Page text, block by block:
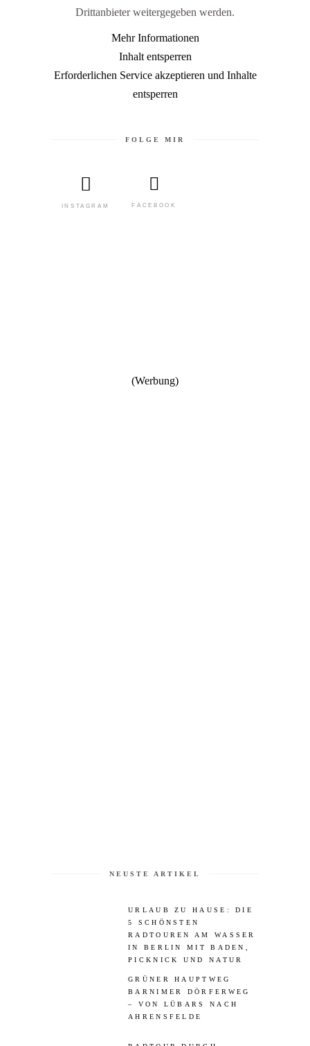
Drittanbieter weitergegeben werden.
Mehr Informationen
Inhalt entsperren
Erforderlichen Service akzeptieren und Inhalte
entsperren
FOLGE MIR
INSTAGRAM FACEBOOK
NEUSTE ARTIKEL
URLAUB ZU HAUSE: DIE
5 SCHÖNSTEN
RADTOUREN AM WASSER
IN BERLIN MIT BADEN,
PICKNICK UND NATUR
GRÜNER HAUPTWEG
BARNIMER DÖRFERWEG
– VON LÜBARS NACH
AHRENSFELDE